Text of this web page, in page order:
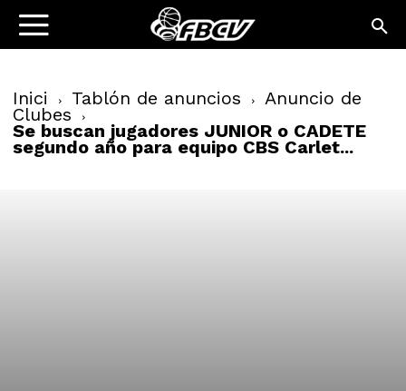
Inici Tablón de anuncios Anuncio de
Clubes
Se buscan jugadores JUNIOR o CADETE
segundo año para equipo CBS Carlet...